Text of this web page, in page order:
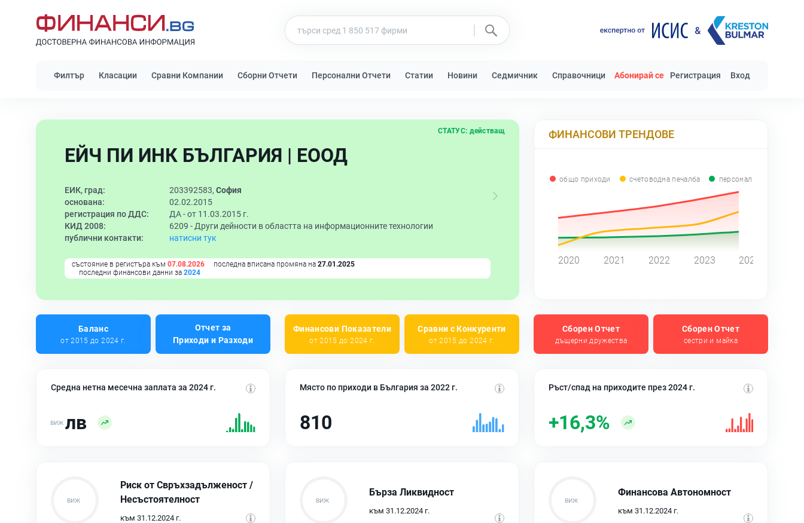
Филтър Класации Сравни Компании Сборни Отчети Персонални Отчети Статии Новини Седмичник Справочници Абонирай се Регистрация Вход
ЕЙЧ ПИ ИНК БЪЛГАРИЯ | ЕООД
СТАТУС: действащ
ЕИК, град: 203392583, София
основана:
02.02.2015
регистрация по ДДС:
ДА - от 11.03.2015 г.
КИД 2008:
6209 - Други дейности в областта на информационните технологии
публични контакти:
натисни тук
състояние в регистъра към 07.08.2026 последна вписана промяна на 27.01.2025
последни финансови данни за 2024
ФИНАНСОВИ ТРЕНДОВЕ
общо приходи счетоводна печалба персонал
2020 2021 2022 2023 2024
Баланс
от 2015 до 2024 г.
Отчет за
Приходи и Разходи
Финансови Показатели
от 2015 до 2024 г.
Сравни с Конкуренти
от 2015 до 2024 г.
Сборен Отчет
дъщерни дружества
Сборен Отчет
сестри и майка
Средна нетна месечна заплата за 2024 г.
лв
Място по приходи в България за 2022 г.
810
Ръст/спад на приходите през 2024 г.
+16,3%
Риск от Свръхзадълженост /
Несъстоятелност
към 31.12.2024 г.
Бърза Ликвидност
към 31.12.2024 г.
Финансова Автономност
към 31.12.2024 г.